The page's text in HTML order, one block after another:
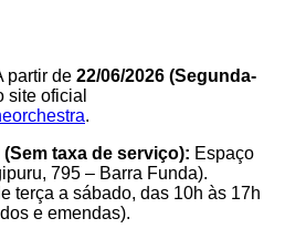
partir de 22/06/2026 (Segunda-
site oficial
.
taxa de serviço): Espaço
795 – Barra Funda).
terça a sábado, das 10h às 17h
e emendas).